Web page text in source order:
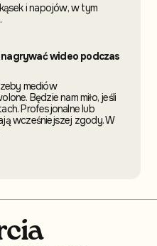
i napojów, w tym
nagrywać wideo podczas
mediów
Będzie nam miło, jeśli
Profesjonalne lub
wcześniejszej zgody. W